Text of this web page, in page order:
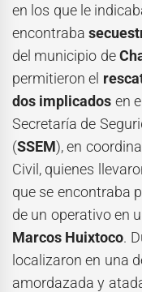
en los que le
encontraba
del municipio de
permitieron el
dos implicados en
Secretaría de
(SSEM), en
Civil, quienes
que se encontraba
de un operativo en
Marcos Huixtoco.
localizaron en una
amordazada y